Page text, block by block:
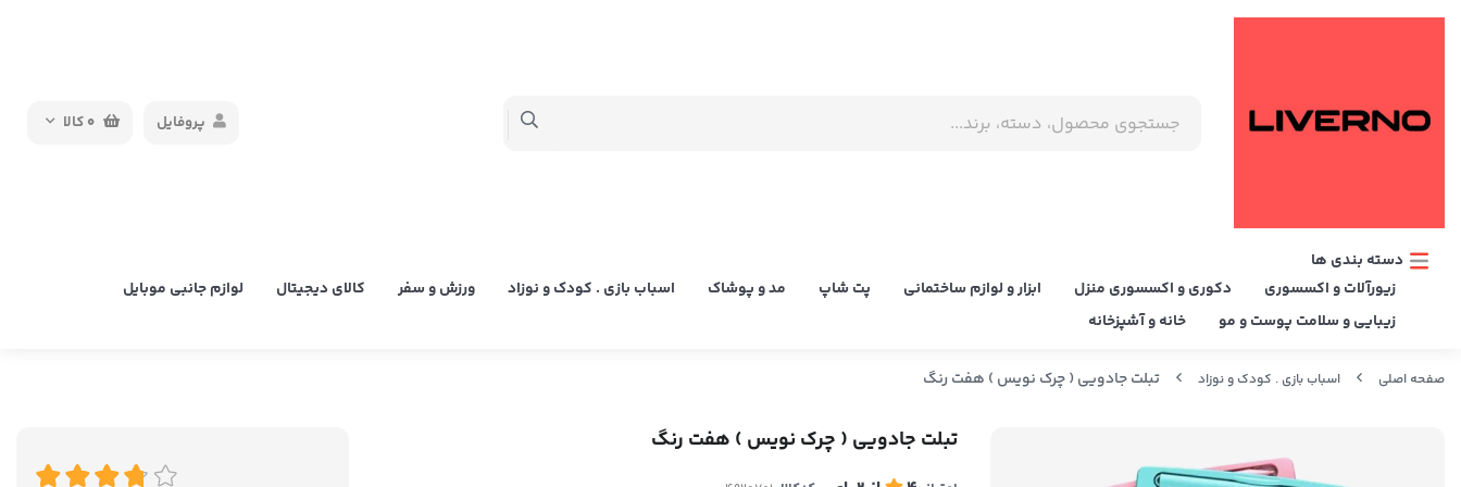
0کالا پروفایل
دسته بندی ها
زیورآلات و اکسسوری
دکوری و اکسسوری منزل ابزار و لوازم ساختمانی پت شاپ مد و پوشاک اسباب بازی . کودک و نوزاد ورزش و سفر کالای دیجیتال
لوازم جانبی موبایل
زیبایی و سلامت پوست و مو
خانه و آشپزخانه
صفحه اصلی اسباب بازی . کودک و نوزاد تبلت جادویی ( چرک نویس ) هفت رنگ
تبلت جادویی ( چرک نویس ) هفت رنگ